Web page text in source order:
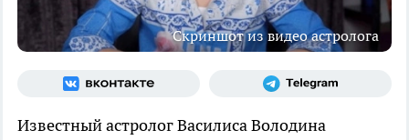
Скриншот из видео астролога
Известный астролог Василиса Володина